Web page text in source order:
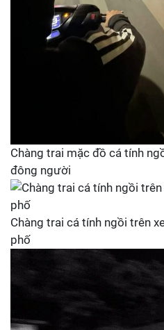
Chàng trai mặc đồ cá tính
đông người
Chàng trai cá tính ngồi trên
phố